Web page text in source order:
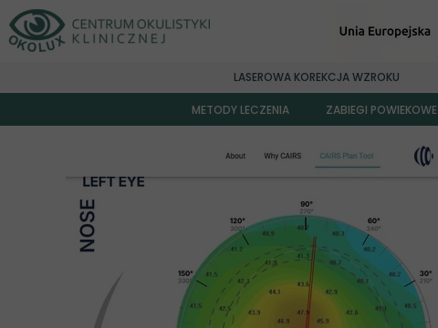
LASEROWA KOREKCJA WZROKU
METODY LECZENIA
Laserowa korekcja wzroku
Usuwanie zaćmy
Ortokeratologia
Okuloplastyka
ZABIEGI POWIEKOWE